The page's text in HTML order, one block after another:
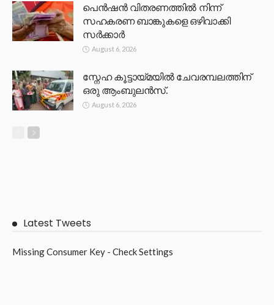
പെൻഷൻ വിതരണത്തിൽ നിന്ന്
സഹകരണ ബാങ്കുകളെ ഒഴിവാക്കി
സർക്കാർ
August 6, 2026
സ്നേഹ കൂട്ടായ്മയിൽ ചേവരമ്പലത്തിന്
ഒരു ആംബുലൻസ്.
August 6, 2026
Latest Tweets
Missing Consumer Key - Check Settings